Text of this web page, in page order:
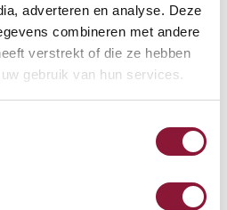
adverteren en analyse. Deze
combineren met andere
verstrekt of die ze hebben
gebruik van hun services.
MwSt.
FLEX Footrest Relax
Fußstütze